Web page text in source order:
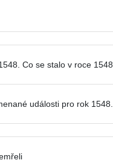
Co se stalo v roce 1548.
události pro rok 1548.